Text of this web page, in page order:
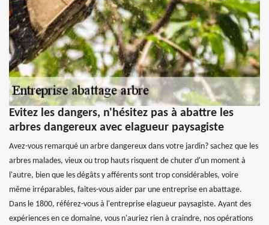
Evitez les dangers, n'hésitez pas à abattre les
arbres dangereux avec elagueur paysagiste
Avez-vous remarqué un arbre dangereux dans votre jardin? sachez que les
arbres malades, vieux ou trop hauts risquent de chuter d'un moment à
l'autre, bien que les dégâts y afférents sont trop considérables, voire
même irréparables, faites-vous aider par une entreprise en abattage.
Dans le 1800, référez-vous à l'entreprise elagueur paysagiste. Ayant des
expériences en ce domaine, vous n'auriez rien à craindre, nos opérations